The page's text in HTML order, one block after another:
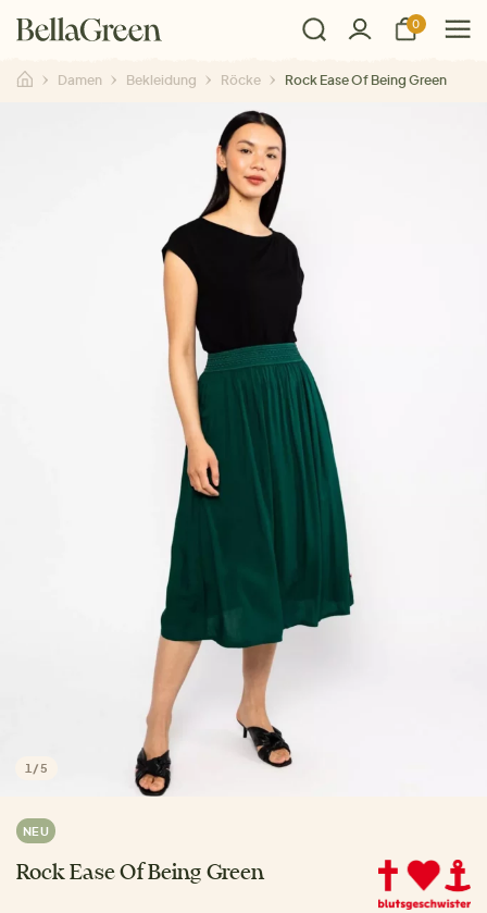
0
Damen Bekleidung Röcke Rock Ease Of Being Green
1 /5
NEU
Rock Ease Of Being Green